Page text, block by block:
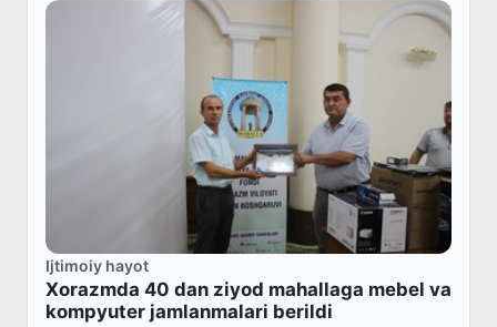
Ijtimoiy hayot
Xorazmda 40 dan ziyod mahallaga mebel va
kompyuter jamlanmalari berildi